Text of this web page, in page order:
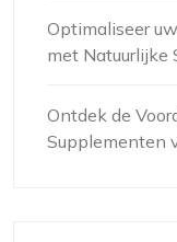
Optimaliseer
met Natuurlijke
Ontdek de
Supplementen